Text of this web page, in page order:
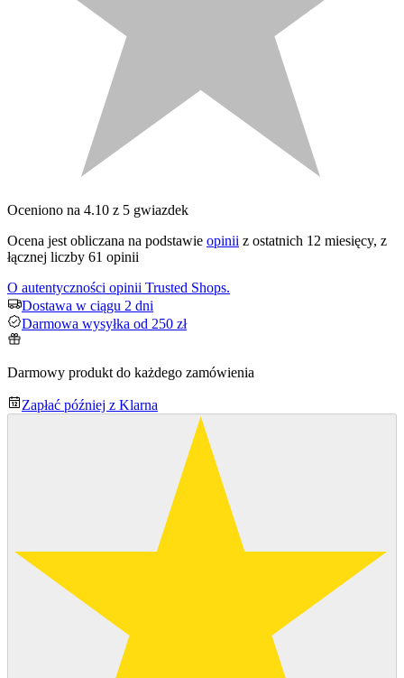
Oceniono na 4.10 z 5 gwiazdek
Ocena jest obliczana na podstawie opinii z ostatnich 12 miesięcy, z
łącznej liczby 61 opinii
O autentyczności opinii Trusted Shops.
Dostawa w ciągu 2 dni
Darmowa wysyłka od 250 zł
Darmowy produkt do każdego zamówienia
Zapłać później z Klarna